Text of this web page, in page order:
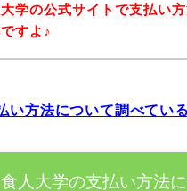
大学の公式サイトで支払い
すよ♪
い方法について調べてい
人大学の支払い方法